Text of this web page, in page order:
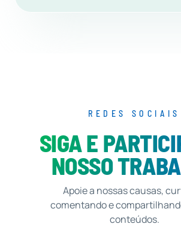
REDES SOCIAIS
SIGA E
NOSSO
Apoie a nossas causas,
comentando e
conteúdos.